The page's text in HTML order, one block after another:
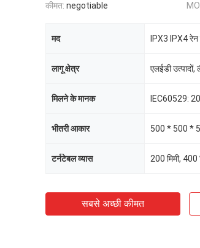
कीमत: negotiable
मद IPX3 IPX4
लागू क्षेत्र
मिलने के मानक
भीतरी आकार
टर्नटेबल व्यास 200 मिमी, 400
सबसे अच्छी कीमत